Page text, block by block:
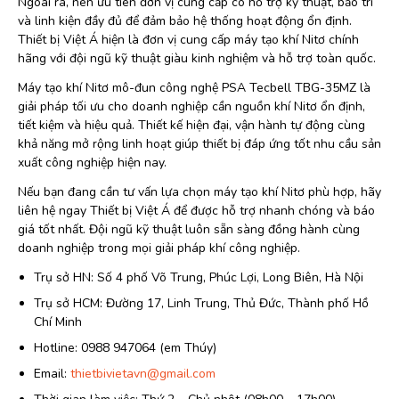
và linh kiện đầy đủ để đảm bảo hệ thống hoạt động ổn định.
Thiết bị Việt Á hiện là đơn vị cung cấp máy tạo khí Nitơ chính
hãng với đội ngũ kỹ thuật giàu kinh nghiệm và hỗ trợ toàn quốc.
Máy tạo khí Nitơ mô-đun công nghệ PSA Tecbell TBG-35MZ là
giải pháp tối ưu cho doanh nghiệp cần nguồn khí Nitơ ổn định,
tiết kiệm và hiệu quả. Thiết kế hiện đại, vận hành tự động cùng
khả năng mở rộng linh hoạt giúp thiết bị đáp ứng tốt nhu cầu sản
xuất công nghiệp hiện nay.
Nếu bạn đang cần tư vấn lựa chọn máy tạo khí Nitơ phù hợp, hãy
liên hệ ngay Thiết bị Việt Á để được hỗ trợ nhanh chóng và báo
giá tốt nhất. Đội ngũ kỹ thuật luôn sẵn sàng đồng hành cùng
doanh nghiệp trong mọi giải pháp khí công nghiệp.
Trụ sở HN: Số 4 phố Võ Trung, Phúc Lợi, Long Biên, Hà Nội
Trụ sở HCM: Đường 17, Linh Trung, Thủ Đức, Thành phố Hồ
Chí Minh
Hotline: 0988 947064 (em Thúy)
Email: thietbivietavn@gmail.com